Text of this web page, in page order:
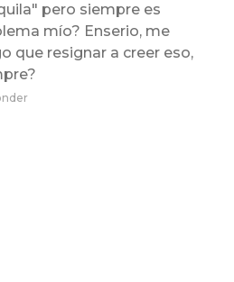
pero siempre es
mío? Enserio, me
que resignar a creer eso,